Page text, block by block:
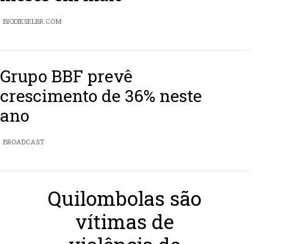
BIODIESELBR.COM
Grupo BBF prevê
crescimento de 36% neste
ano
BROADCAST
Quilombolas são
vítimas de